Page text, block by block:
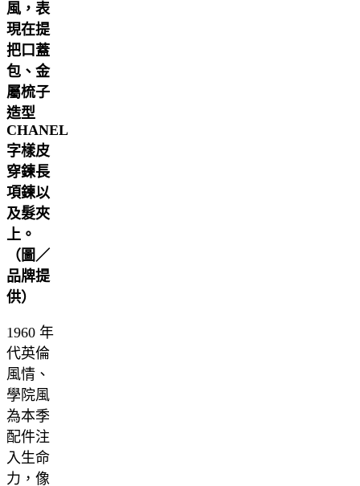
風，表
現在提
把口蓋
包、金
屬梳子
造型
CHANEL
字樣皮
穿鍊長
項鍊以
及髮夾
上。
（圖／
品牌提
供）
1960 年
代英倫
風情、
學院風
為本季
配件注
入生命
力，像